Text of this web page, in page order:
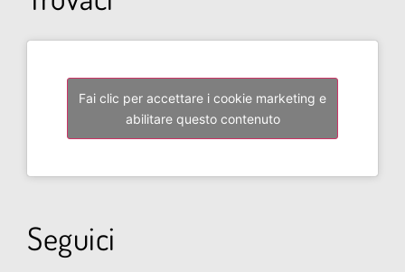
Fai clic per accettare i cookie marketing e
abilitare questo contenuto
Seguici